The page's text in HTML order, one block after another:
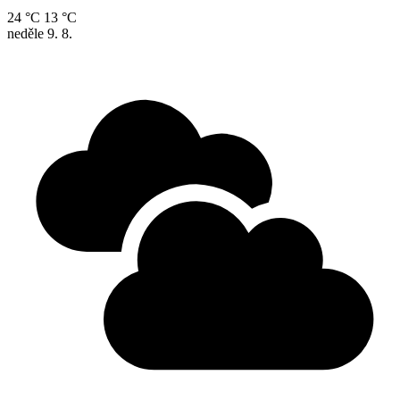
24 °C 13 °C
neděle 9. 8.